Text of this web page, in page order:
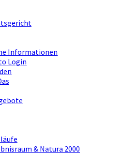
Informationen
Login
& Natura 2000